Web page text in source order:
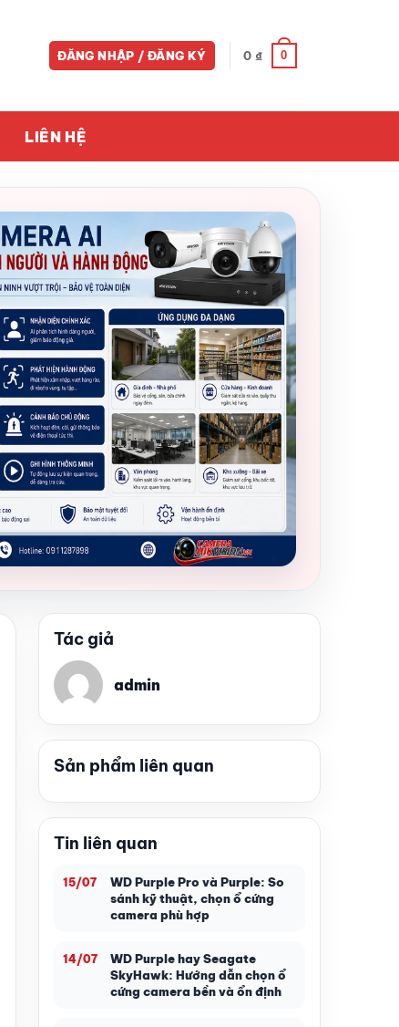
ĐĂNG NHẬP / ĐĂNG KÝ 0 ₫ 0
LIÊN HỆ
Tác giả
admin
Sản phẩm liên quan
Tin liên quan
15/07
WD Purple Pro và Purple: So
sánh kỹ thuật, chọn ổ cứng
camera phù hợp
14/07
WD Purple hay Seagate
SkyHawk: Hướng dẫn chọn ổ
cứng camera bền và ổn định